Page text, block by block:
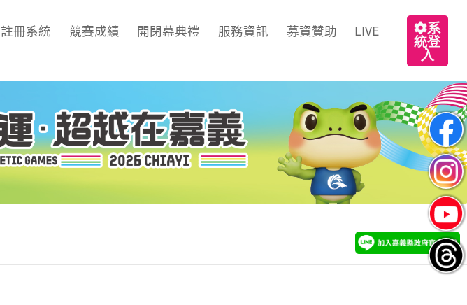
註冊系統 競賽成績 開閉幕典禮 服務資訊 募資贊助 LIVE
系
統登
入